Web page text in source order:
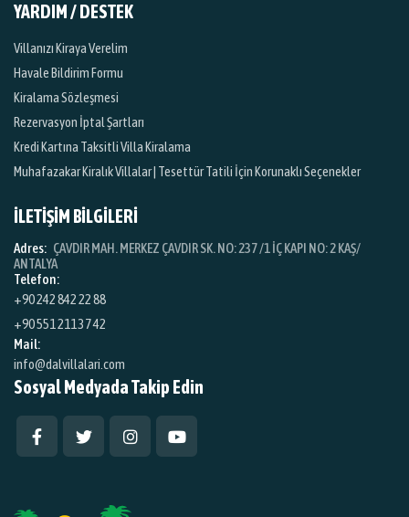
YARDIM / DESTEK
Villanızı Kiraya Verelim
Havale Bildirim Formu
Kiralama Sözleşmesi
Rezervasyon İptal Şartları
Kredi Kartına Taksitli Villa Kiralama
Muhafazakar Kiralık Villalar | Tesettür Tatili İçin Korunaklı Seçenekler
İLETİŞİM BİLGİLERİ
Adres: ÇAVDIR MAH. MERKEZ ÇAVDIR SK. NO: 237 /1 İÇ KAPI NO: 2 KAŞ/
ANTALYA
Telefon:
+90 242 842 22 88
+90 551 211 37 42
Mail:
info@dalvillalari.com
Sosyal Medyada Takip Edin